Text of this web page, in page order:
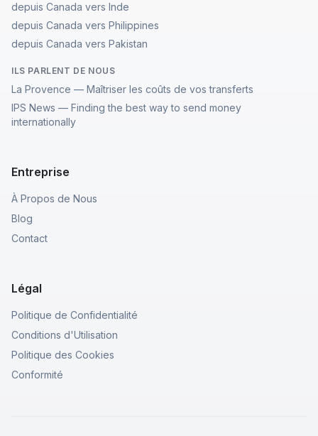
depuis Canada vers Inde
depuis Canada vers Philippines
depuis Canada vers Pakistan
ILS PARLENT DE NOUS
La Provence — Maîtriser les coûts de vos transferts
IPS News — Finding the best way to send money
internationally
Entreprise
À Propos de Nous
Blog
Contact
Légal
Politique de Confidentialité
Conditions d'Utilisation
Politique des Cookies
Conformité